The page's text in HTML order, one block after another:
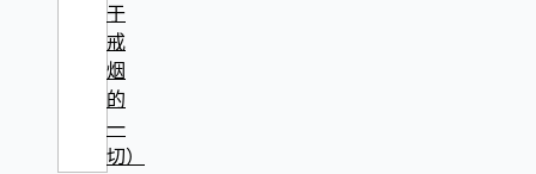
于
戒
烟
的
一
切）